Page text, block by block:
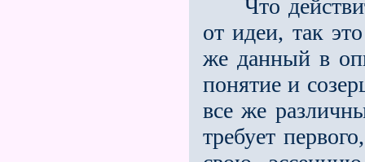
Что
от идеи, так
же данный в
понятие и
все же
требует